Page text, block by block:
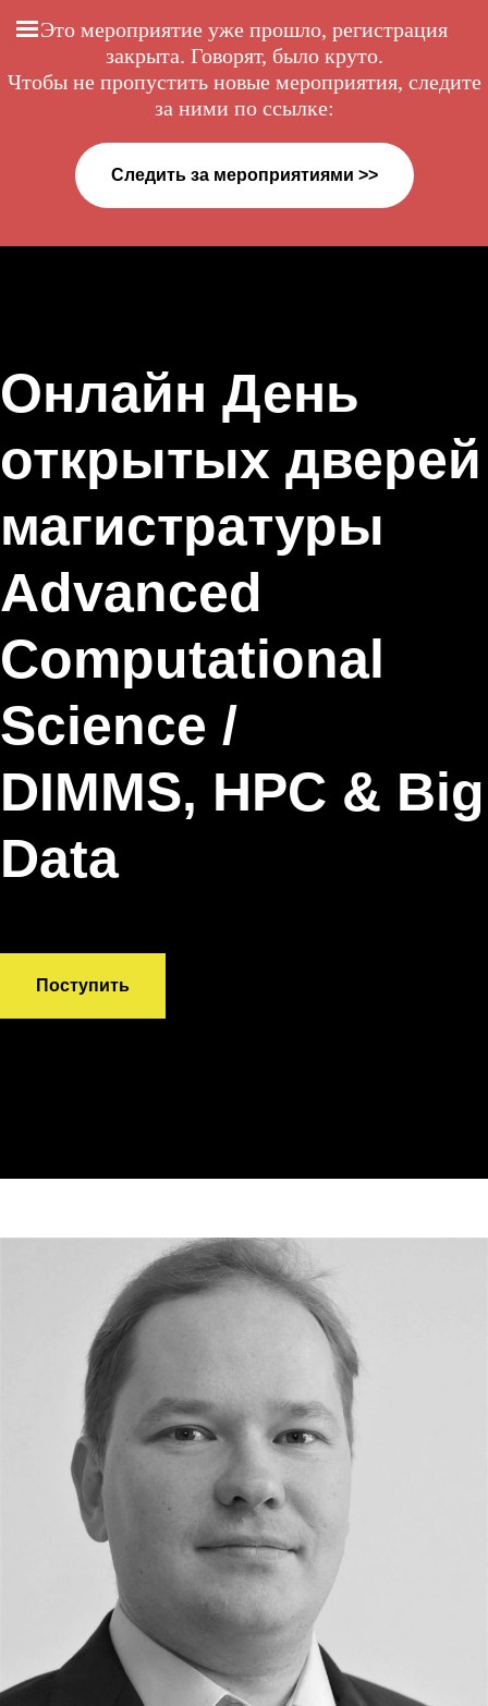
Это мероприятие уже прошло, регистрация
закрыта. Говорят, было круто.
Чтобы не пропустить новые мероприятия, следите
за ними по ссылке:
Следить за мероприятиями >>
Онлайн День
открытых дверей
магистратуры
Advanced
Computational
Science /
DIMMS, HPC & Big
Data
Поступить